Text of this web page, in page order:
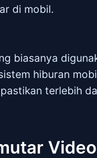
di mobil.
biasanya
hiburan
terlebih